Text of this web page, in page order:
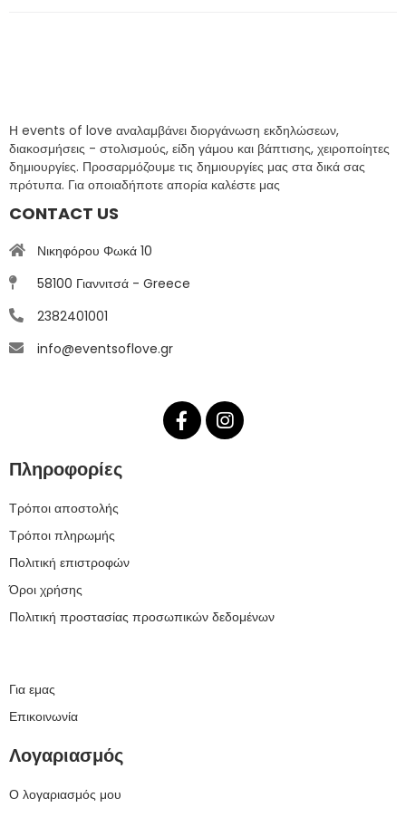
Η events of love αναλαμβάνει διοργάνωση εκδηλώσεων,
διακοσμήσεις - στολισμούς, είδη γάμου και βάπτισης, χειροποίητες
δημιουργίες. Προσαρμόζουμε τις δημιουργίες μας στα δικά σας
πρότυπα. Για οποιαδήποτε απορία καλέστε μας
CONTACT US
Νικηφόρου Φωκά 10
58100 Γιαννιτσά - Greece
2382401001
info@eventsoflove.gr
Πληροφορίες
Τρόποι αποστολής
Τρόποι πληρωμής
Πολιτική επιστροφών
Όροι χρήσης
Πολιτική προστασίας προσωπικών δεδομένων
Για εμας
Επικοινωνία
Λογαριασμός
Ο λογαριασμός μου